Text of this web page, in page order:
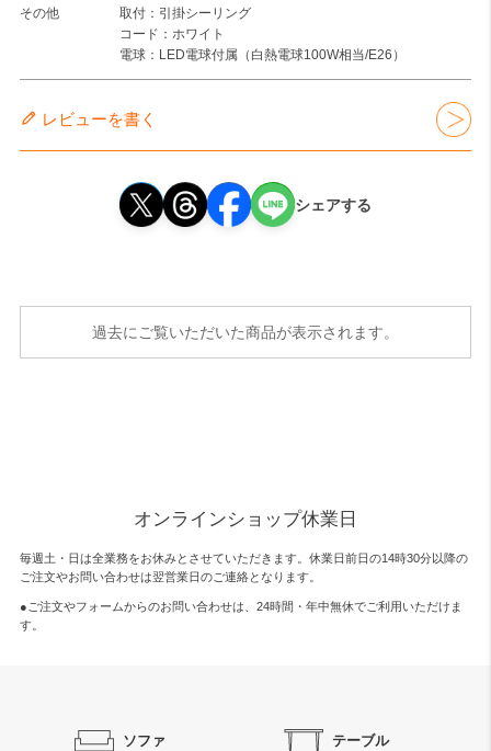
その他
取付：引掛シーリング
コード：ホワイト
電球：LED電球付属（白熱電球100W相当/E26）
レビューを書く
シェアする
過去にご覧いただいた商品が表示されます。
オンラインショップ休業日
毎週土・日は全業務をお休みとさせていただきます。休業日前日の14時30分以降の
ご注文やお問い合わせは翌営業日のご連絡となります。
●ご注文やフォームからのお問い合わせは、 24時間・年中無休でご利用いただけま
す。
ソファ テーブル